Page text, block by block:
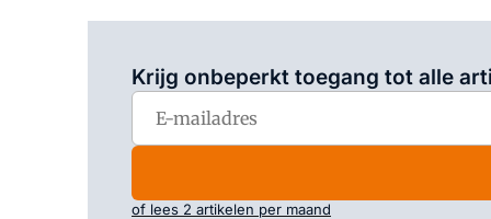
Krijg onbeperkt toegang tot alle
of lees 2 artikelen per maand